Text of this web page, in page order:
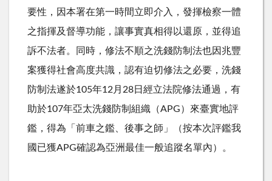
要性，因本署在第一時間立即介入，發揮檢察一體
之指揮及督導功能，讓事實真相得以還原，並得追
訴不法者。同時，修法不順之洗錢防制法也因兆豐
案獲得社會高度共識，認有迫切修法之必要，洗錢
防制法遂於105年12月28日經立法院修法通過，有
助於107年亞太洗錢防制組織（APG）來臺實地評
鑑，得為「前車之鑑、後事之師」（按本次評鑑我
國已獲APG確認為亞洲最佳一般追蹤名單內）。